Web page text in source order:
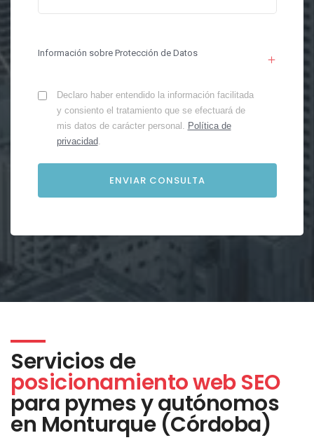
Información sobre Protección de Datos
Declaro haber entendido la información facilitada
y consiento el tratamiento que se efectuará de
mis datos de carácter personal. Política de
privacidad.
Servicios de
posicionamiento web SEO
para pymes y autónomos
en Monturque (Córdoba)